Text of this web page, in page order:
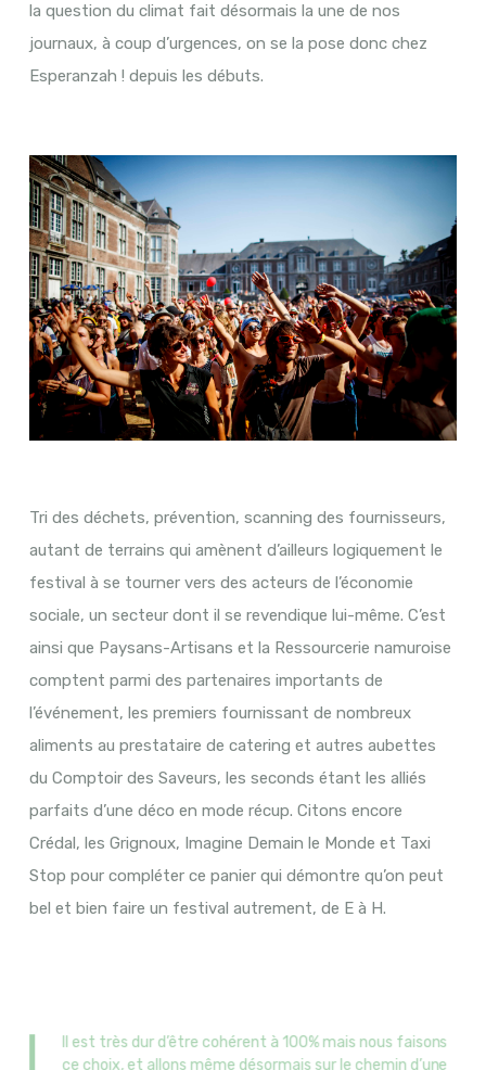
la question du climat fait désormais la une de nos
journaux, à coup d’urgences, on se la pose donc chez
Esperanzah ! depuis les débuts.
Tri des déchets, prévention, scanning des fournisseurs,
autant de terrains qui amènent d’ailleurs logiquement le
festival à se tourner vers des acteurs de l’économie
sociale, un secteur dont il se revendique lui-même. C’est
ainsi que Paysans-Artisans et la Ressourcerie namuroise
comptent parmi des partenaires importants de
l’événement, les premiers fournissant de nombreux
aliments au prestataire de catering et autres aubettes
du Comptoir des Saveurs, les seconds étant les alliés
parfaits d’une déco en mode récup. Citons encore
Crédal, les Grignoux, Imagine Demain le Monde et Taxi
Stop pour compléter ce panier qui démontre qu’on peut
bel et bien faire un festival autrement, de E à H.
Il est très dur d’être cohérent à 100% mais nous faisons
ce choix, et allons même désormais sur le chemin d’une